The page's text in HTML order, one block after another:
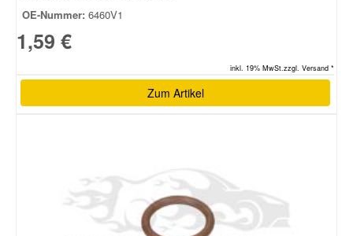
OE-Nummer: 6460V1
1,59 €
inkl. 19% MwSt.zzgl. Versand *
Zum Artikel